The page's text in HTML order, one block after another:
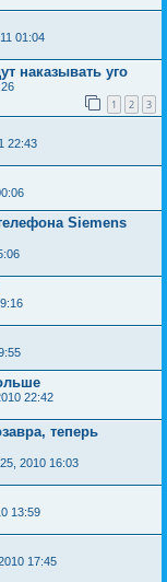
01:04
наказывать уго
1 2 3
22:43
Siemens
22:42
теперь
2010 16:03
13:59
17:45